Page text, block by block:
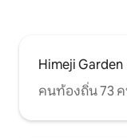
Himeji Garden
คนท้องถิ่น 73